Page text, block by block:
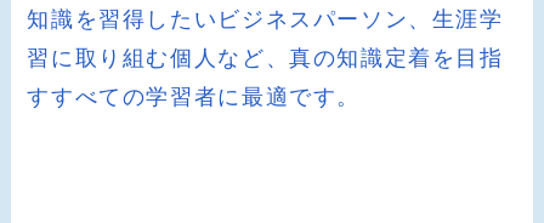
知識を習得したいビジネスパーソン、生涯学
習に取り組む個人など、真の知識定着を目指
すすべての学習者に最適です。